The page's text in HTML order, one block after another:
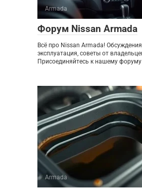
Armada
Форум Nissan Armada
Всё про Nissan Armada!
эксплуатация, советы от
Присоединяйтесь к нашему форуму
Armada